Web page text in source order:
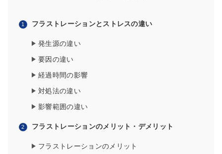
フラストレーションとストレスの違い
発生源の違い
要因の違い
経過時間の影響
対処法の違い
影響範囲の違い
フラストレーションのメリット・デメリット
フラストレーションのメリット